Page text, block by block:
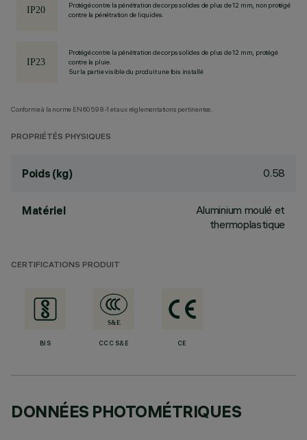
Protégé contre la pénétration de corps solides de plus de 12 mm, non protégé
contre la pénétration de liquides.
Protégé contre la pénétration de corps solides de plus de 12 mm, protégé
contre la pluie.
Sur la partie visible du produit une fois installé
Conforme à la norme EN60598-1 et aux réglementations pertinentes.
PROPRIÉTÉS PHYSIQUES
Poids (kg) 0.58
Matériel
Aluminium moulé et
thermoplastique
CERTIFICATIONS PRODUIT
BIS CCC S&E CE
DONNÉES PHOTOMÉTRIQUES